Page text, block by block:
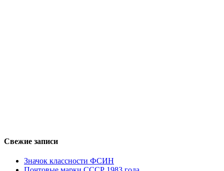
Свежие записи
Значок классности ФСИН